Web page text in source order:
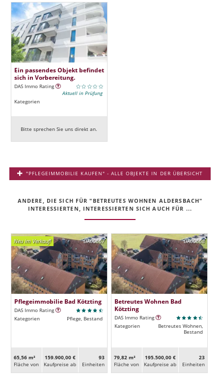
Ein passendes Objekt befindet
sich in Vorbereitung.
DAS Immo Rating
Aktuell in Prüfung
Kategorien
Bitte sprechen Sie uns direkt an.
"PFLEGEIMMOBILIE KAUFEN" - ALLE OBJEKTE IN DER ÜBERSICHT
ANDERE, DIE SICH FÜR "BETREUTES WOHNEN ALDERSBACH"
INTERESSIERTEN, INTERESSIERTEN SICH AUCH FÜR ...
DA00667
Neu im Verkauf!
Pflegeimmobilie Bad Kötzting
DAS Immo Rating
Kategorien
Pflege, Bestand
65,56 m²
Fläche von
159.900,00 €
Kaufpreise ab
93
Ein­heiten
DA00668
Betreutes Wohnen Bad
Kötzting
DAS Immo Rating
Kategorien
Betreutes Wohnen,
Bestand
79,82 m²
Fläche von
195.500,00 €
Kaufpreise ab
23
Ein­heiten